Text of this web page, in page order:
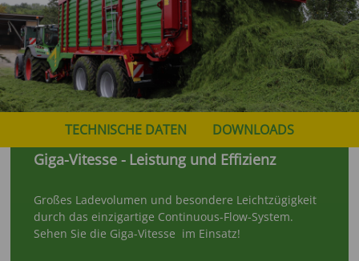
TECHNISCHE DATEN DOWNLOADS
Giga-Vitesse - Leistung und Effizienz
Großes Ladevolumen und besondere Leichtzügigkeit
durch das einzigartige Continuous-Flow-System.
Sehen Sie die Giga-Vitesse im Einsatz!